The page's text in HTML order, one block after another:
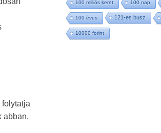
abban,
100 milliós keret 100 nap
100 éves 121-es busz
10000 forint